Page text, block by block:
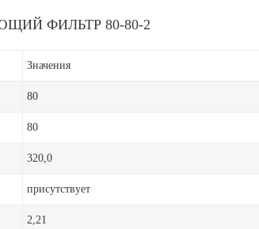
ФИЛЬТР 80-80-2
Значения
80
80
320,0
присутствует
2,21